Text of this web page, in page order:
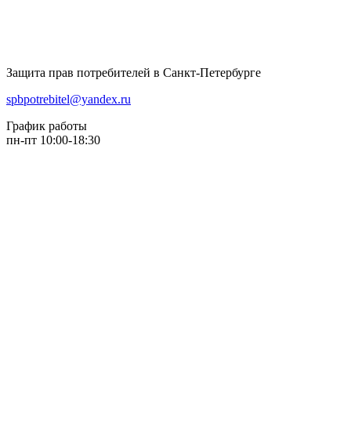
Защита прав потребителей в Санкт-Петербурге
spbpotrebitel@yandex.ru
График работы
пн-пт 10:00-18:30